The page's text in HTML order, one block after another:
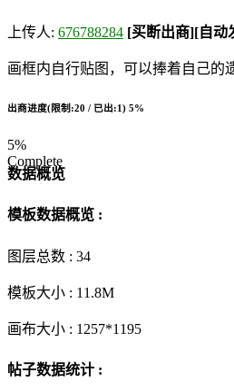
上传人: 676788284 [买断出商][自动
画框内自行贴图，可以捧着自己的
出商进度(限制:20 / 已出:1) 5%
5%
Complete
数据概览
模板数据概览 :
图层总数 : 34
模板大小 : 11.8M
画布大小 : 1257*1195
帖子数据统计 :